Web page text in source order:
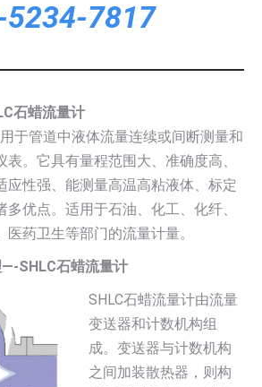
5234-7817
石蜡流量计
于管道中液体流量连续或间断测量和
。它具有量程范围大、准确度高、
应性强、能测量高温高粘液体、标定
优点。适用于石油、化工、化纤、
药卫生等部门的流量计量。
SHLC石蜡流量计
SHLC石蜡流量计由流量
变送器和计数机构组
成。变送器与计数机构
之间加装散热器，则构